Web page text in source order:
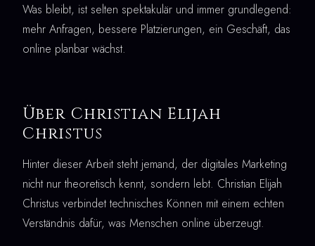
Was bleibt, ist selten spektakulär und immer grundlegend:
mehr Anfragen, bessere Platzierungen, ein Geschäft, das
online planbar wächst.
Über Christian Elijah
Christus
Hinter dieser Arbeit steht jemand, der digitales Marketing
nicht nur theoretisch kennt, sondern lebt. Christian Elijah
Christus verbindet technisches Können mit einem echten
Verständnis dafür, was Menschen online überzeugt.